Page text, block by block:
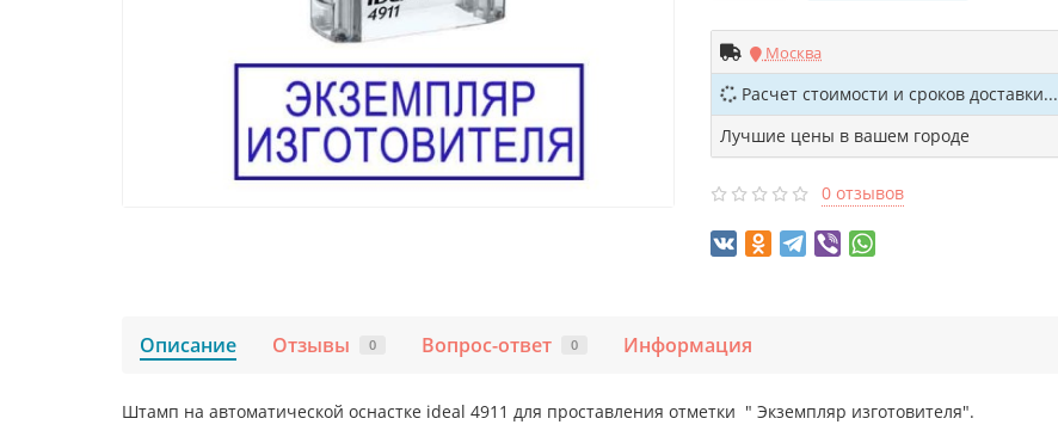
Москва
Расчет стоимости и сроков доставки...
Лучшие цены в вашем городе
0 отзывов
Описание Отзывы 0 Вопрос-ответ 0 Информация
Штамп на автоматической оснастке ideal 4911 для проставления отметки " Экземпляр изготовителя".